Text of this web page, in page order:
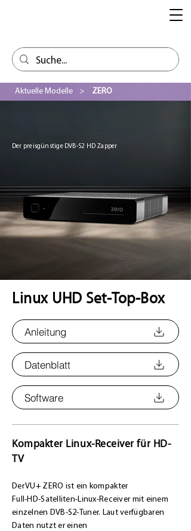
Aktuelle Modelle > ZERO
Der preisgünstige DVB-S2 HD Zapper
Linux UHD Set-Top-Box
Anleitung
Datenblatt
Software
Kompakter Linux-Receiver für HD-
TV
Der VU+ ZERO ist ein kompakter
Full‑HD‑Satelliten‑Linux‑Receiver mit einem
einzelnen DVB‑S2‑Tuner. Laut verfügbaren
Daten nutzt er einen